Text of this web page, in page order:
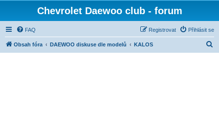
Chevrolet Daewoo club - forum
FAQ Přihlásit se
Registrovat
Obsah fóra DAEWOO diskuse dle modelů KALOS